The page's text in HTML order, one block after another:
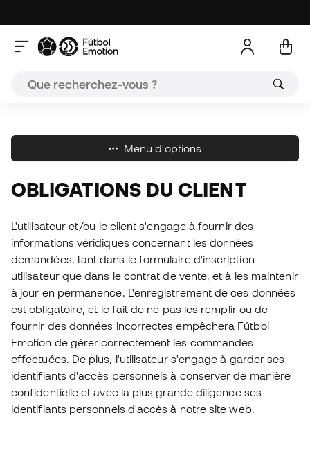
Menu d'options
OBLIGATIONS DU CLIENT
L'utilisateur et/ou le client s'engage à fournir des
informations véridiques concernant les données
demandées, tant dans le formulaire d'inscription
utilisateur que dans le contrat de vente, et à les maintenir
à jour en permanence. L'enregistrement de ces données
est obligatoire, et le fait de ne pas les remplir ou de
fournir des données incorrectes empêchera Fútbol
Emotion de gérer correctement les commandes
effectuées. De plus, l'utilisateur s'engage à garder ses
identifiants d'accès personnels à conserver de manière
confidentielle et avec la plus grande diligence ses
identifiants personnels d'accès à notre site web.